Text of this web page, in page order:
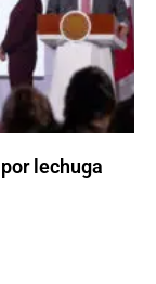
lechuga